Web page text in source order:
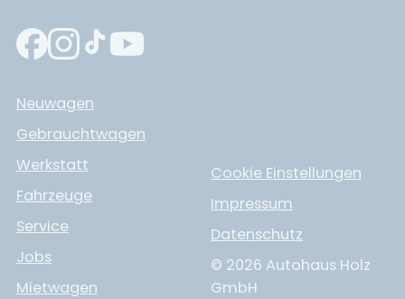
Neuwagen
Gebrauchtwagen
Werkstatt
Fahrzeuge
Service
Jobs
Mietwagen
Cookie Einstellungen
Impressum
Datenschutz
© 2026 Autohaus Holz
GmbH